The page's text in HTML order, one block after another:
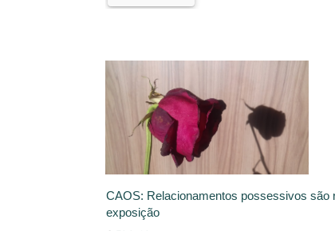
CAOS: Relacionamentos possessivos são
exposição